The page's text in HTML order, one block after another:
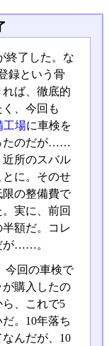
終了した。な
録という骨
ば、徹底的
、今回も
工場に車検を
たのだが……
所のスバル
に。そのせ
の整備費で
実に、前回
額だ。コレ
が……。
今回の車検で
が購入したの
、これで5
。10年落ち
んだが、10